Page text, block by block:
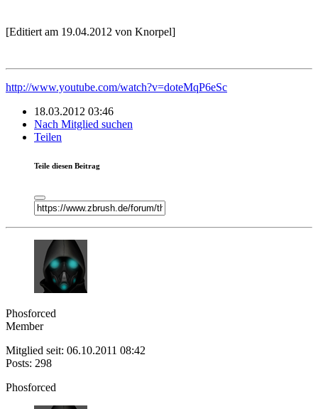
[Editiert am 19.04.2012 von Knorpel]
http://www.youtube.com/watch?v=doteMqP6eSc
18.03.2012 03:46
Nach Mitglied suchen
Teilen
Teile diesen Beitrag
Phosforced
Member
Mitglied seit: 06.10.2011 08:42
Posts: 298
Phosforced